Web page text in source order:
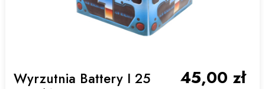
Wyrzutnia Battery I 25
45,00 zł